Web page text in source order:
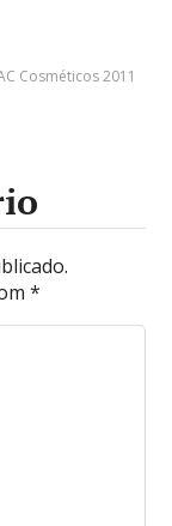
Cosméticos 2011
*